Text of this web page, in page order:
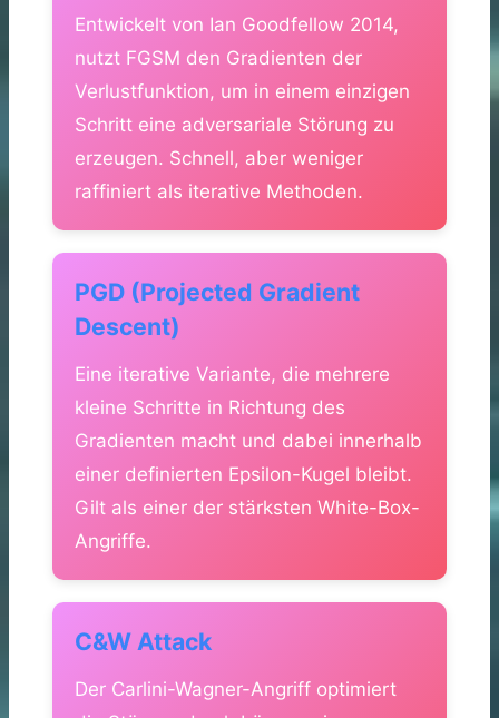
Entwickelt von Ian Goodfellow 2014,
nutzt FGSM den Gradienten der
Verlustfunktion, um in einem einzigen
Schritt eine adversariale Störung zu
erzeugen. Schnell, aber weniger
raffiniert als iterative Methoden.
PGD (Projected Gradient
Descent)
Eine iterative Variante, die mehrere
kleine Schritte in Richtung des
Gradienten macht und dabei innerhalb
einer definierten Epsilon-Kugel bleibt.
Gilt als einer der stärksten White-Box-
Angriffe.
C&W Attack
Der Carlini-Wagner-Angriff optimiert